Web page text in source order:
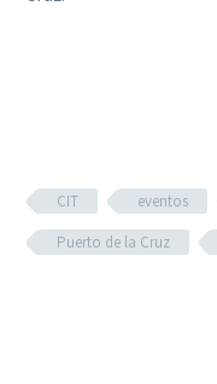
CIT eventos
Puerto de la Cruz